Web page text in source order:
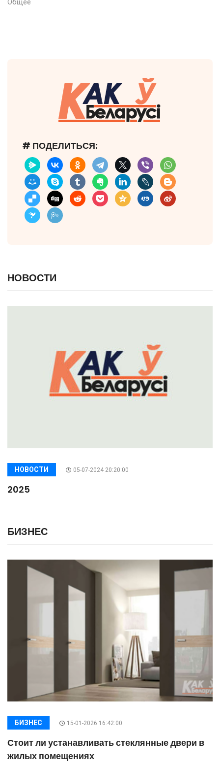
Общее
# ПОДЕЛИТЬСЯ:
НОВОСТИ
НОВОСТИ 05-07-2024 20:20:00
2025
БИЗНЕС
БИЗНЕС 15-01-2026 16:42:00
Стоит ли устанавливать стеклянные двери в
жилых помещениях